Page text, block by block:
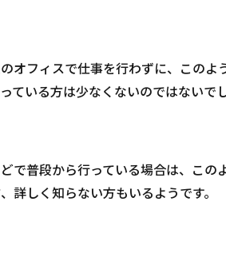
オフィスで仕事を行わずに、この
ている方は少なくないのではないで
で普段から行っている場合は、この
詳しく知らない方もいるようです。